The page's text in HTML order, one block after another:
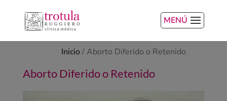
MENÚ
Inicio/Aborto Diferido o Retenido
Aborto Diferido o Retenido